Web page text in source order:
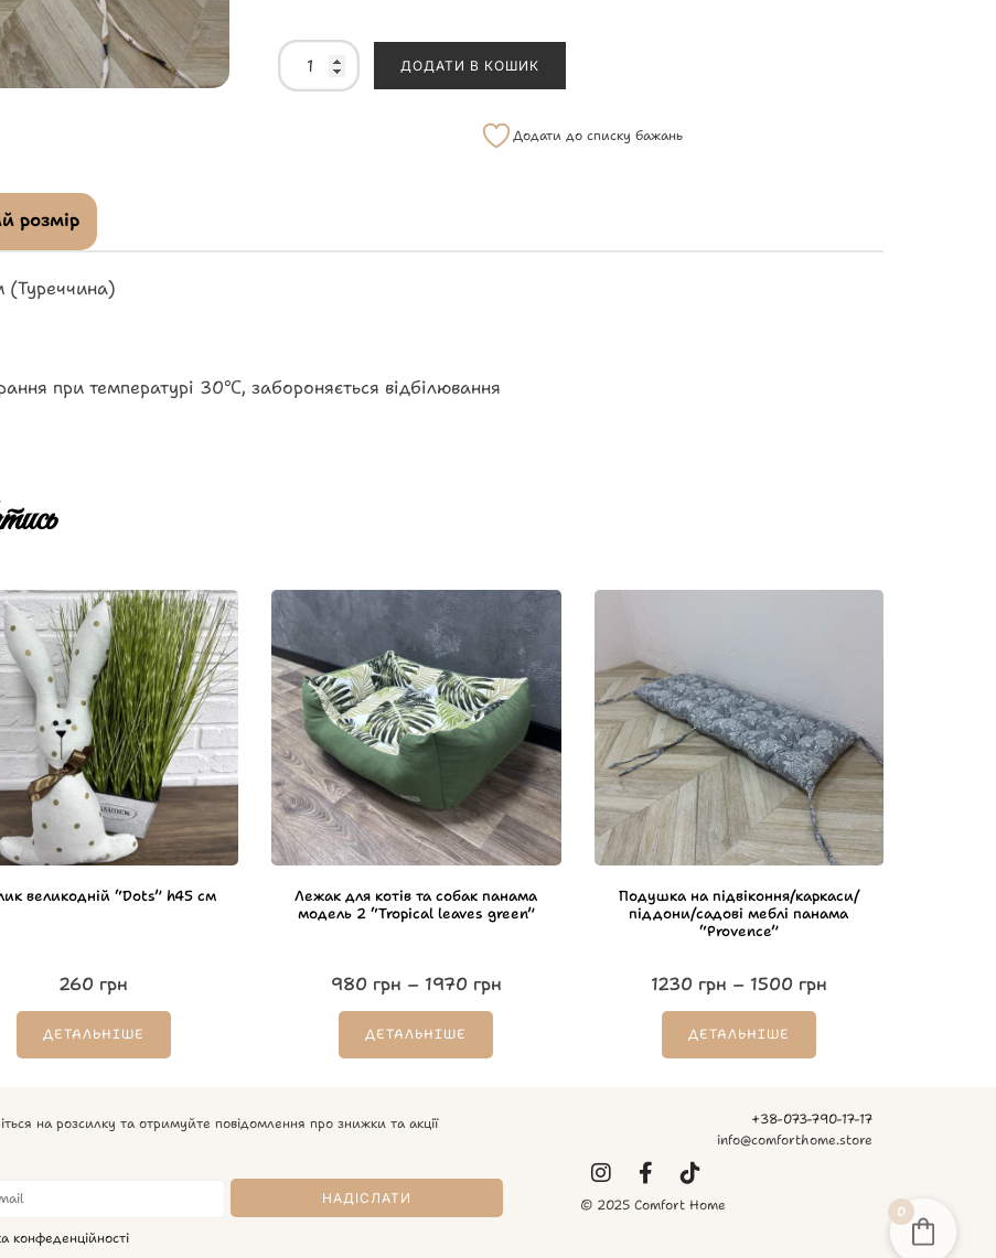
ДОДАТИ В КОШИК
Додати до списку бажань
розмір
(Туреччина)
при температурі 30℃, забороняється відбілювання
великодній “Dots” h45 см
260 грн
ДЕТАЛЬНІШЕ
Лежак для котів та собак панама
модель 2 “Tropical leaves green”
980 грн – 1970 грн
ДЕТАЛЬНІШЕ
Подушка на підвіконня/каркаси/
піддони/садові меблі панама
“Provence”
1230 грн – 1500 грн
ДЕТАЛЬНІШЕ
на розсилку та отримуйте повідомлення про знижки та акції
конфеденційності
+38-073-790-17-17
info@comforthome.store
© 2025 Comfort Home 0